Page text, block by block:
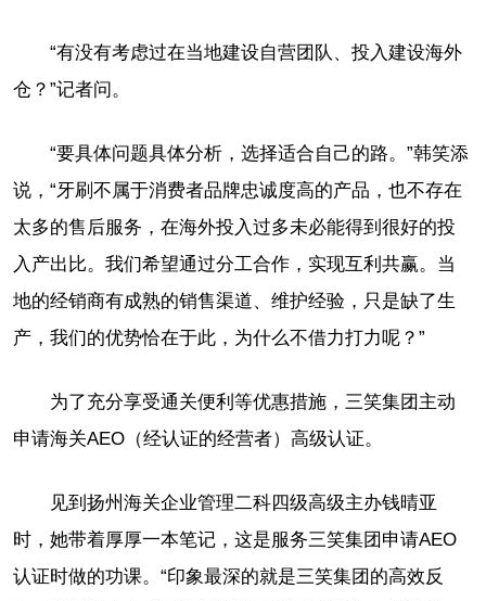
“有没有考虑过在当地建设自营团队、投入建设海外
仓？”记者问。
“要具体问题具体分析，选择适合自己的路。”韩笑添
说，“牙刷不属于消费者品牌忠诚度高的产品，也不存在
太多的售后服务，在海外投入过多未必能得到很好的投
入产出比。我们希望通过分工合作，实现互利共赢。当
地的经销商有成熟的销售渠道、维护经验，只是缺了生
产，我们的优势恰在于此，为什么不借力打力呢？”
为了充分享受通关便利等优惠措施，三笑集团主动
申请海关AEO（经认证的经营者）高级认证。
见到扬州海关企业管理二科四级高级主办钱晴亚
时，她带着厚厚一本笔记，这是服务三笑集团申请AEO
认证时做的功课。“印象最深的就是三笑集团的高效反